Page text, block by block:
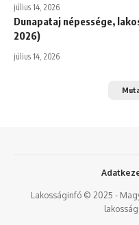
július 14, 2026
Dunapataj népessége,
2026)
július 14, 2026
Lakosságinfó © 2025 -